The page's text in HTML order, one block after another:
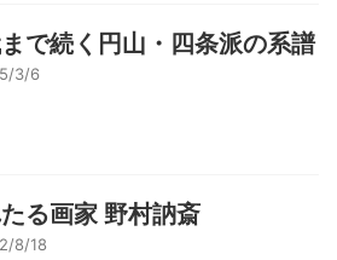
で続く円山・四条派の系譜
3/6
る画家 野村訥斎
8/18